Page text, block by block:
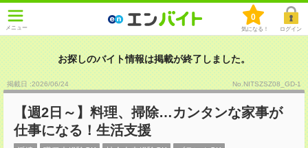
メニュー
0
気になる！ ログイン
お探しのバイト情報は掲載が終了しました。
掲載日 :2026/06/24 No.NITSZSZ08_GD-1
【週2日～】料理、掃除…カンタンな家事が
仕事になる！生活支援